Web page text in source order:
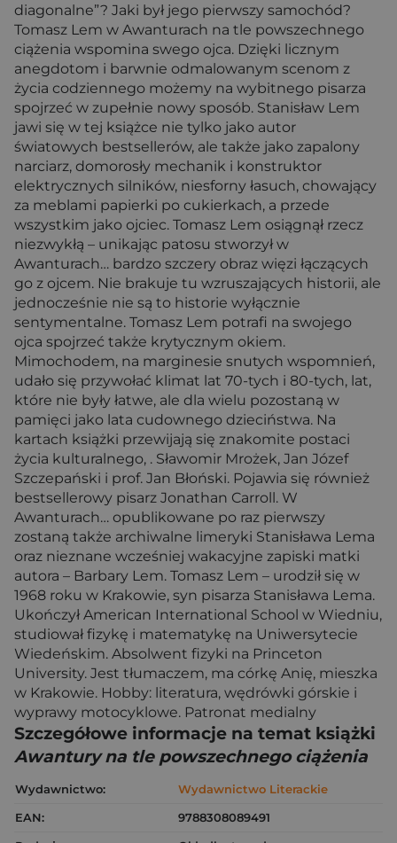
diagonalne”? Jaki był jego pierwszy samochód?
Tomasz Lem w Awanturach na tle powszechnego
ciążenia wspomina swego ojca. Dzięki licznym
anegdotom i barwnie odmalowanym scenom z
życia codziennego możemy na wybitnego pisarza
spojrzeć w zupełnie nowy sposób. Stanisław Lem
jawi się w tej książce nie tylko jako autor
światowych bestsellerów, ale także jako zapalony
narciarz, domorosły mechanik i konstruktor
elektrycznych silników, niesforny łasuch, chowający
za meblami papierki po cukierkach, a przede
wszystkim jako ojciec. Tomasz Lem osiągnął rzecz
niezwykłą – unikając patosu stworzył w
Awanturach… bardzo szczery obraz więzi łączących
go z ojcem. Nie brakuje tu wzruszających historii, ale
jednocześnie nie są to historie wyłącznie
sentymentalne. Tomasz Lem potrafi na swojego
ojca spojrzeć także krytycznym okiem.
Mimochodem, na marginesie snutych wspomnień,
udało się przywołać klimat lat 70-tych i 80-tych, lat,
które nie były łatwe, ale dla wielu pozostaną w
pamięci jako lata cudownego dzieciństwa. Na
kartach książki przewijają się znakomite postaci
życia kulturalnego, . Sławomir Mrożek, Jan Józef
Szczepański i prof. Jan Błoński. Pojawia się również
bestsellerowy pisarz Jonathan Carroll. W
Awanturach… opublikowane po raz pierwszy
zostaną także archiwalne limeryki Stanisława Lema
oraz nieznane wcześniej wakacyjne zapiski matki
autora – Barbary Lem. Tomasz Lem – urodził się w
1968 roku w Krakowie, syn pisarza Stanisława Lema.
Ukończył American International School w Wiedniu,
studiował fizykę i matematykę na Uniwersytecie
Wiedeńskim. Absolwent fizyki na Princeton
University. Jest tłumaczem, ma córkę Anię, mieszka
w Krakowie. Hobby: literatura, wędrówki górskie i
wyprawy motocyklowe. Patronat medialny
Szczegółowe informacje na temat książki
Awantury na tle powszechnego ciążenia
Wydawnictwo:
Wydawnictwo Literackie
EAN:
9788308089491